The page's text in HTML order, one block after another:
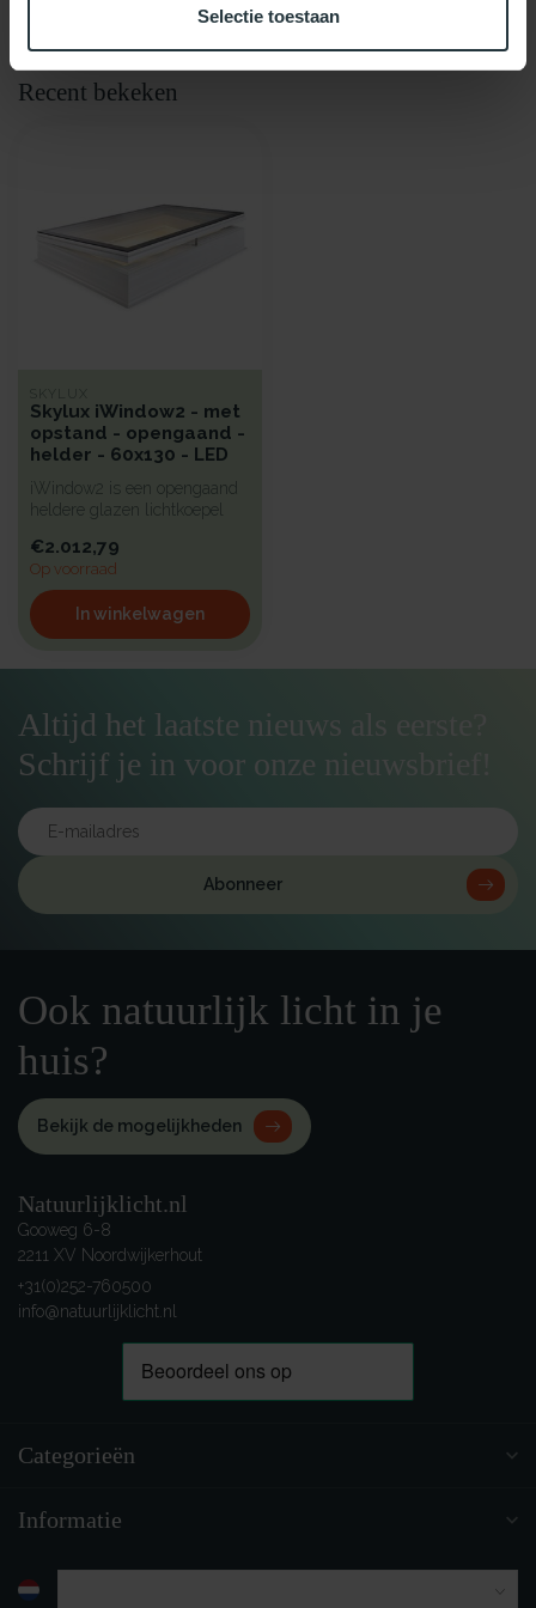
Selectie toestaan
Recent bekeken
SKYLUX
Skylux iWindow2 - met
opstand - opengaand -
helder - 60x130 - LED
iWindow2 is een opengaand
heldere glazen lichtkoepel
€2.012,79
Op voorraad
In winkelwagen
Altijd het laatste nieuws als eerste?
Schrijf je in voor onze nieuwsbrief!
Abonneer
Ook natuurlijk licht in je
huis?
Bekijk de mogelijkheden
Natuurlijklicht.nl
Gooweg 6-8
2211 XV Noordwijkerhout
+31(0)252-760500
info@natuurlijklicht.nl
Categorieën
Informatie